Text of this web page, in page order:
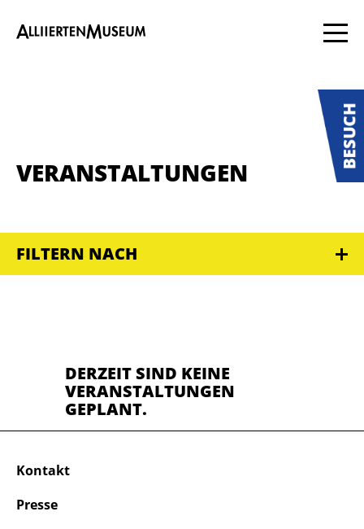
VERANSTALTUNGEN
FILTERN NACH
DERZEIT SIND KEINE
VERANSTALTUNGEN
GEPLANT.
Kontakt
Presse